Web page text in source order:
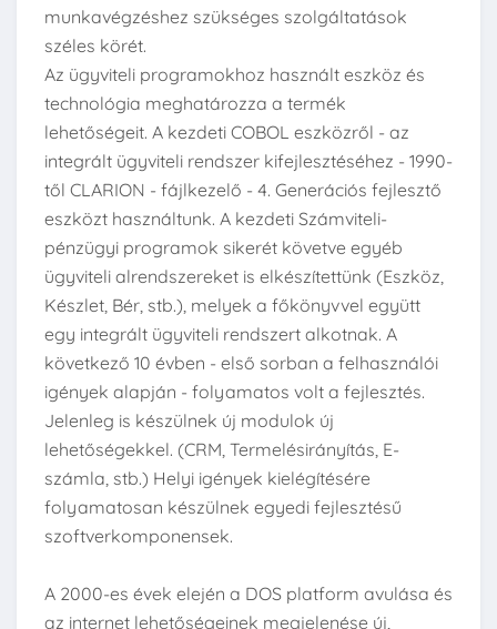
munkavégzéshez szükséges szolgáltatások
széles körét.
Az ügyviteli programokhoz használt eszköz és
technológia meghatározza a termék
lehetőségeit. A kezdeti COBOL eszközről - az
integrált ügyviteli rendszer kifejlesztéséhez - 1990-
től CLARION - fájlkezelő - 4. Generációs fejlesztő
eszközt használtunk. A kezdeti Számviteli-
pénzügyi programok sikerét követve egyéb
ügyviteli alrendszereket is elkészítettünk (Eszköz,
Készlet, Bér, stb.), melyek a főkönyvvel együtt
egy integrált ügyviteli rendszert alkotnak. A
következő 10 évben - első sorban a felhasználói
igények alapján - folyamatos volt a fejlesztés.
Jelenleg is készülnek új modulok új
lehetőségekkel. (CRM, Termelésirányítás, E-
számla, stb.) Helyi igények kielégítésére
folyamatosan készülnek egyedi fejlesztésű
szoftverkomponensek.
A 2000-es évek elején a DOS platform avulása és
az internet lehetőségeinek megjelenése új,